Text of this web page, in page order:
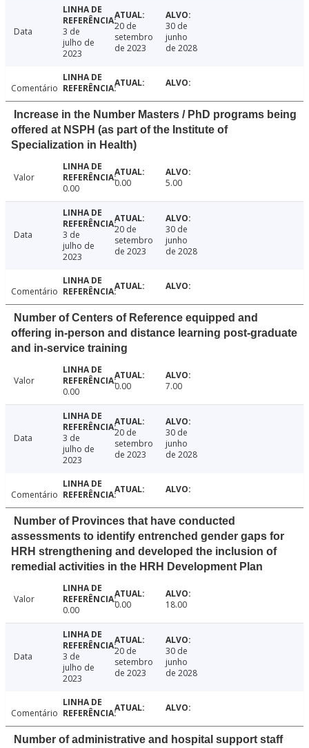
Data
3 de
julho de
2023
20 de
setembro
de 2023
30 de
junho
de 2028
Comentário
Increase in the Number Masters / PhD programs being
offered at NSPH (as part of the Institute of
Specialization in Health)
Valor
0.00
0.00 5.00
Data
3 de
julho de
2023
20 de
setembro
de 2023
30 de
junho
de 2028
Comentário
Number of Centers of Reference equipped and
offering in-person and distance learning post-graduate
and in-service training
Valor
0.00
0.00 7.00
Data
3 de
julho de
2023
20 de
setembro
de 2023
30 de
junho
de 2028
Comentário
Number of Provinces that have conducted
assessments to identify entrenched gender gaps for
HRH strengthening and developed the inclusion of
remedial activities in the HRH Development Plan
Valor
0.00
0.00 18.00
Data
3 de
julho de
2023
20 de
setembro
de 2023
30 de
junho
de 2028
Comentário
Number of administrative and hospital support staff